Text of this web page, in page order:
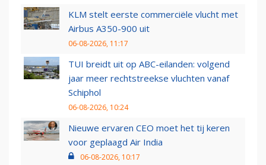
KLM stelt eerste commerciële vlucht met
Airbus A350-900 uit
06-08-2026, 11:17
TUI breidt uit op ABC-eilanden: volgend
jaar meer rechtstreekse vluchten vanaf
Schiphol
06-08-2026, 10:24
Nieuwe ervaren CEO moet het tij keren
voor geplaagd Air India
06-08-2026, 10:17